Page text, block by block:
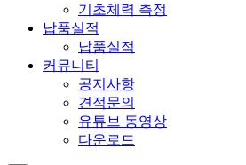
기초체력 측정
납품실적
납품실적
커뮤니티
공지사항
견적문의
유튜브 동영상
다운로드